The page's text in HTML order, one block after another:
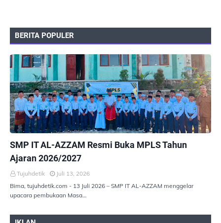
BERITA POPULER
SMP IT AL-AZZAM Resmi Buka MPLS Tahun
Ajaran 2026/2027
Tujuhdetik
Juli 13, 2026
Bima, tujuhdetik.com - 13 Juli 2026 – SMP IT AL-AZZAM menggelar
upacara pembukaan Masa…